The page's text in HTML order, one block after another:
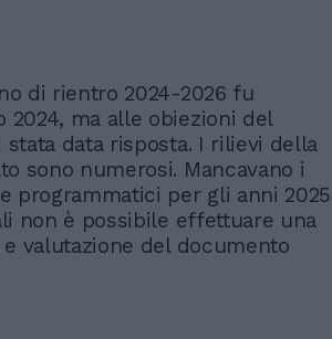
di rientro 2024-2026 fu
2024, ma alle obiezioni del
data risposta. I rilievi della
sono numerosi. Mancavano i
programmatici per gli anni 2025
non è possibile effettuare una
valutazione del documento